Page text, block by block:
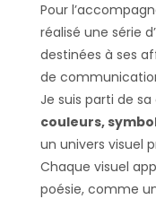
Pour
réalisé une série
destinées à ses
de
Je suis parti de
couleurs,
un univers visuel
Chaque visuel
poésie, comme